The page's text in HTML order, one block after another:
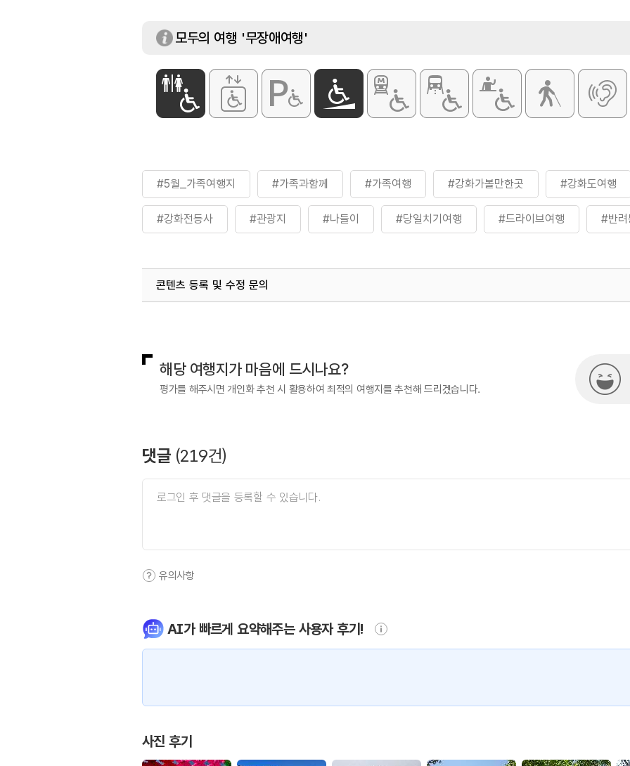
모두의 여행 '무장애여행'
#5월_가족여행지 #가족과함께 #가족여행 #강화가볼만한곳 #강화도여행
#강화전등사 #관광지 #나들이 #당일치기여행 #드라이브여행 #반려
#수도권반려동물여행지
콘텐츠 등록 및 수정 문의
해당 여행지가 마음에 드시나요?
평가를 해주시면 개인화 추천 시 활용하여 최적의 여행지를 추천해 드리겠습니다.
댓글 (219건)
유의사항
AI가 빠르게 요약해주는 사용자 후기!
사진 후기